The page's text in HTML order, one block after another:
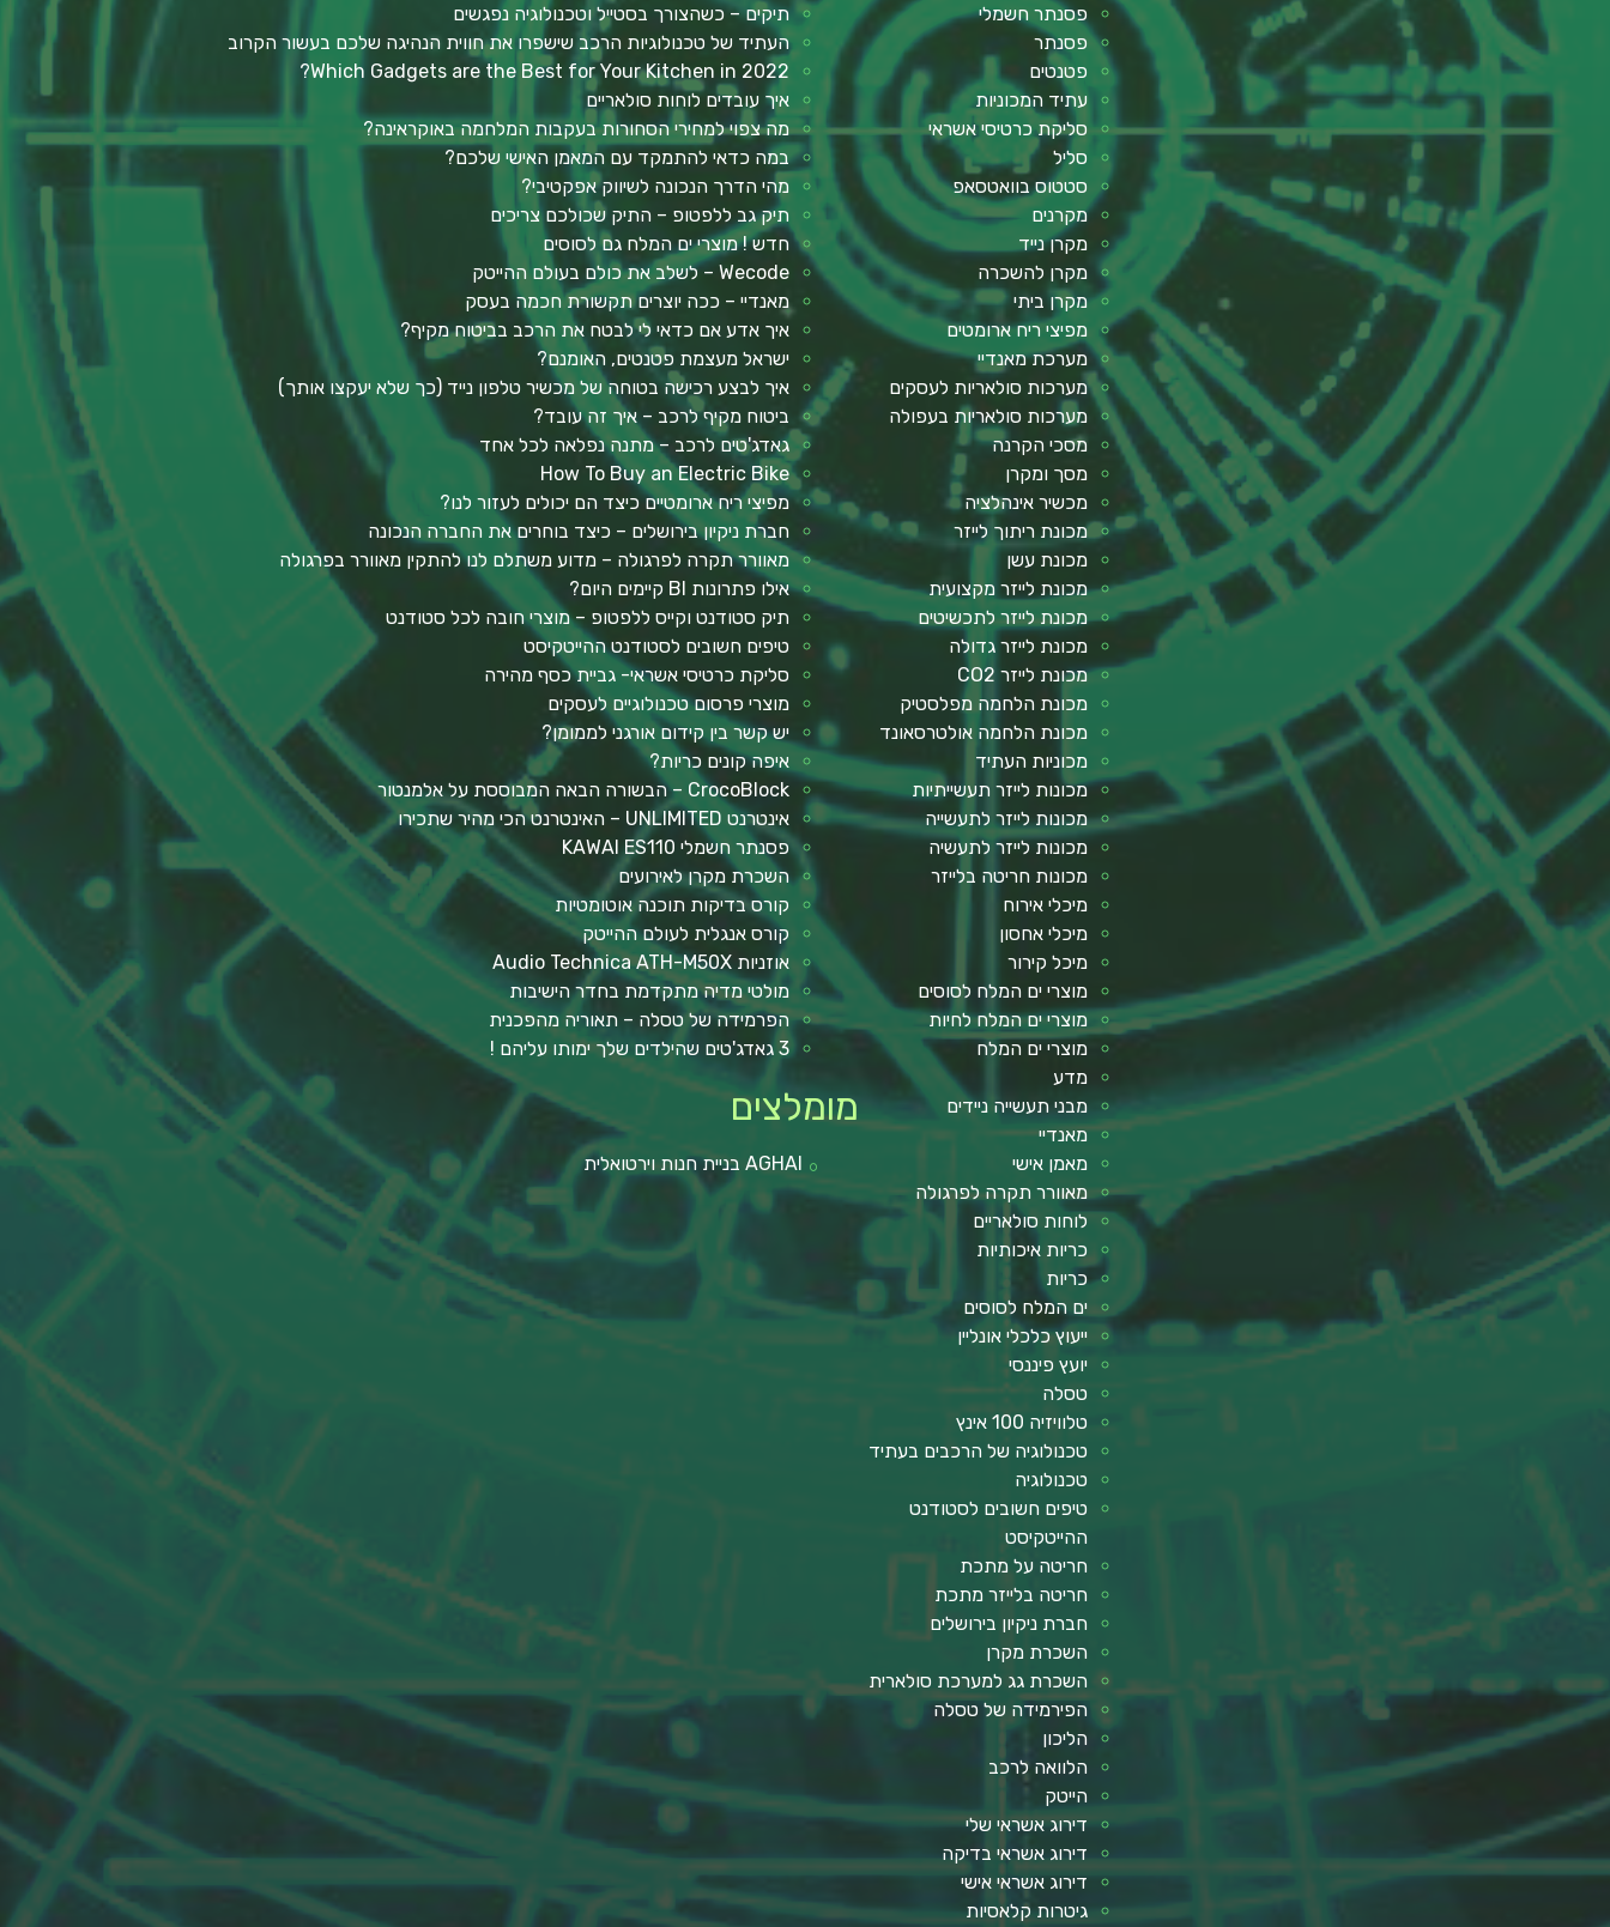
פסנתר חשמלי
פסנתר
פטנטים
עתיד המכוניות
סליקת כרטיסי אשראי
סליל
סטטוס בוואטסאפ
מקרנים
מקרן נייד
מקרן להשכרה
מקרן ביתי
מפיצי ריח ארומטים
מערכת מאנדיי
מערכות סולאריות לעסקים
מערכות סולאריות בעפולה
מסכי הקרנה
מסך ומקרן
מכשיר אינהלציה
מכונת ריתוך לייזר
מכונת עשן
מכונת לייזר מקצועית
מכונת לייזר לתכשיטים
מכונת לייזר גדולה
מכונת לייזר CO2
מכונת הלחמה מפלסטיק
מכונת הלחמה אולטרסאונד
מכוניות העתיד
מכונות לייזר תעשייתיות
מכונות לייזר לתעשייה
מכונות לייזר לתעשיה
מכונות חריטה בלייזר
מיכלי אירוח
מיכלי אחסון
מיכל קירור
מוצרי ים המלח לסוסים
מוצרי ים המלח לחיות
מוצרי ים המלח
מדע
מבני תעשייה ניידים
מאנדיי
מאמן אישי
מאוורר תקרה לפרגולה
לוחות סולאריים
כריות איכותיות
כריות
ים המלח לסוסים
ייעוץ כלכלי אונליין
יועץ פיננסי
טסלה
טלוויזיה 100 אינץ
טכנולוגיה של הרכבים בעתיד
טכנולוגיה
טיפים חשובים לסטודנט
ההייטקיסט
חריטה על מתכת
חריטה בלייזר מתכת
חברת ניקיון בירושלים
השכרת מקרן
השכרת גג למערכת סולארית
הפירמידה של טסלה
הליכון
הלוואה לרכב
הייטק
דירוג אשראי שלי
דירוג אשראי בדיקה
דירוג אשראי אישי
גיטרות קלאסיות
תיקים – כשהצורך בסטייל וטכנולוגיה נפגשים
העתיד של טכנולוגיות הרכב שישפרו את חווית הנהיגה שלכם בעשור הקרוב
Which Gadgets are the Best for Your Kitchen in 2022?
איך עובדים לוחות סולאריים
מה צפוי למחירי הסחורות בעקבות המלחמה באוקראינה?
במה כדאי להתמקד עם המאמן האישי שלכם?
מהי הדרך הנכונה לשיווק אפקטיבי?
תיק גב ללפטופ – התיק שכולכם צריכים
חדש ! מוצרי ים המלח גם לסוסים
Wecode – לשלב את כולם בעולם ההייטק
מאנדיי – ככה יוצרים תקשורת חכמה בעסק
איך אדע אם כדאי לי לבטח את הרכב בביטוח מקיף?
ישראל מעצמת פטנטים, האומנם?
איך לבצע רכישה בטוחה של מכשיר טלפון נייד (כך שלא יעקצו אותך)
ביטוח מקיף לרכב – איך זה עובד?
גאדג'טים לרכב – מתנה נפלאה לכל אחד
How To Buy an Electric Bike
מפיצי ריח ארומטיים כיצד הם יכולים לעזור לנו?
חברת ניקיון בירושלים – כיצד בוחרים את החברה הנכונה
מאוורר תקרה לפרגולה – מדוע משתלם לנו להתקין מאוורר בפרגולה
אילו פתרונות BI קיימים היום?
תיק סטודנט וקייס ללפטופ – מוצרי חובה לכל סטודנט
טיפים חשובים לסטודנט ההייטקיסט
סליקת כרטיסי אשראי- גביית כסף מהירה
מוצרי פרסום טכנולוגיים לעסקים
יש קשר בין קידום אורגני לממומן?
איפה קונים כריות?
CrocoBlock – הבשורה הבאה המבוססת על אלמנטור
אינטרנט UNLIMITED – האינטרנט הכי מהיר שתכירו
פסנתר חשמלי KAWAI ES110
השכרת מקרן לאירועים
קורס בדיקות תוכנה אוטומטיות
קורס אנגלית לעולם ההייטק
אוזניות Audio Technica ATH-M50X
מולטי מדיה מתקדמת בחדר הישיבות
הפרמידה של טסלה – תאוריה מהפכנית
3 גאדג'טים שהילדים שלך ימותו עליהם !
מומלצים
AGHAI בניית חנות וירטואלית